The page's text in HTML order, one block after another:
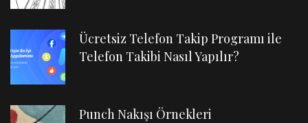
Ücretsiz Telefon Takip Programı ile
Telefon Takibi Nasıl Yapılır?
Punch Nakışı Örnekleri